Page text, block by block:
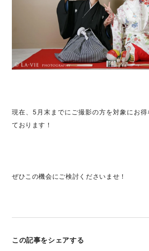
現在、5月末までにご撮影の方を対象にお得
ております！
ぜひこの機会にご検討くださいませ！
この記事をシェアする